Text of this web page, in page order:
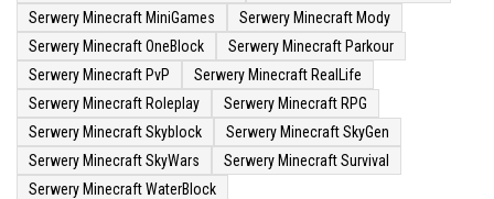
Serwery Minecraft MiniGames
Serwery Minecraft Mody
Serwery Minecraft OneBlock
Serwery Minecraft Parkour
Serwery Minecraft PvP
Serwery Minecraft RealLife
Serwery Minecraft Roleplay
Serwery Minecraft RPG
Serwery Minecraft Skyblock
Serwery Minecraft SkyGen
Serwery Minecraft SkyWars
Serwery Minecraft Survival
Serwery Minecraft WaterBlock